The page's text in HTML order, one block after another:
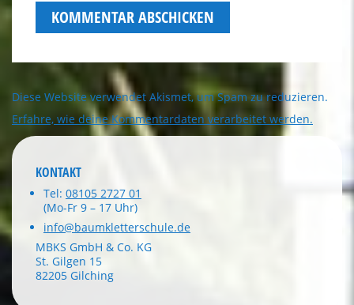
Diese Website verwendet Akismet, um Spam zu reduzieren.
Erfahre, wie deine Kommentardaten verarbeitet werden.
KONTAKT
Tel: 08105 2727 01
(Mo-Fr 9 – 17 Uhr)
info@baumkletterschule.de
MBKS GmbH & Co. KG
St. Gilgen 15
82205 Gilching